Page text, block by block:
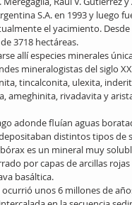
S.A. en 1993 y luego
el yacimiento.
3718 hectáreas.
allí especies minerales
mineralogistas del siglo
tincalconita, ulexita,
ameghinita, rivadavita y
adonde fluían aguas
distintos tipos de
es un mineral muy
por capas de arcillas
basáltica.
unos 6 millones de